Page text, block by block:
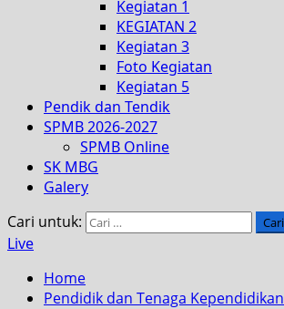
Kegiatan 1
KEGIATAN 2
Kegiatan 3
Foto Kegiatan
Kegiatan 5
Pendik dan Tendik
SPMB 2026-2027
SPMB Online
SK MBG
Galery
Cari untuk:
Live
Home
Pendidik dan Tenaga Kependidikan